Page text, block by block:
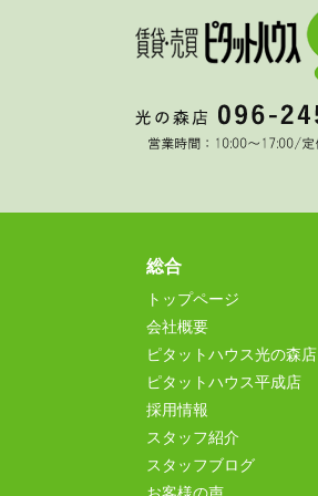
総合
トップページ
会社概要
ピタットハウス光の森店
ピタットハウス平成店
採用情報
スタッフ紹介
スタッフブログ